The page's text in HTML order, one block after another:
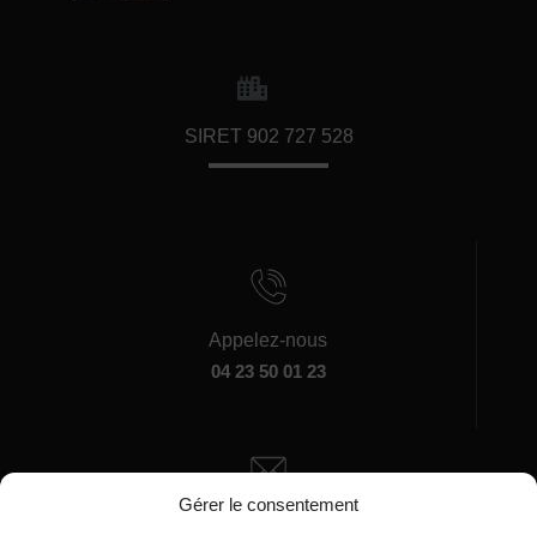
Gérer le consentement
SIRET 902 727 528
Appelez-nous
04 23 50 01 23